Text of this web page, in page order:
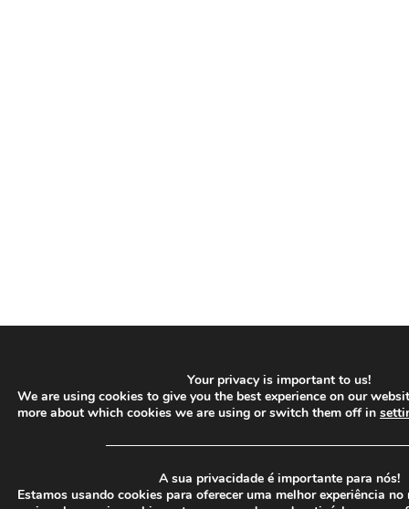
Your privacy is important to us!
We are using cookies to give you the best experience on our
more about which cookies we are using or switch them off in
A sua privacidade é importante para nós!
Estamos usando cookies para oferecer uma melhor experiência no